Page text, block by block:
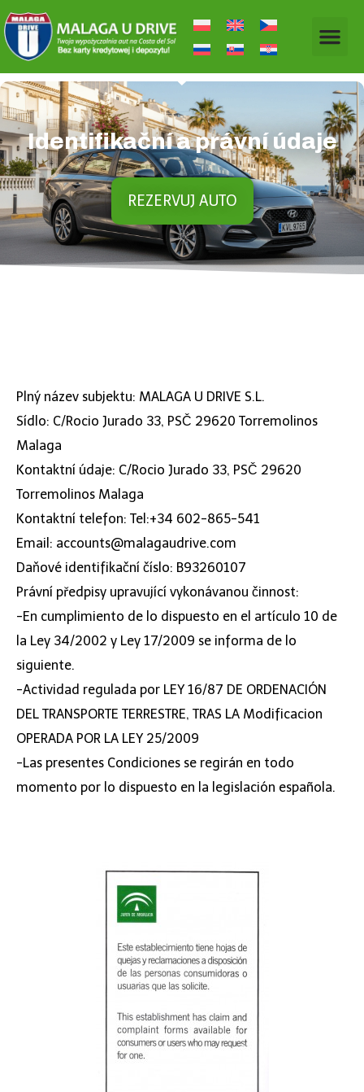
Identifikační a právní údaje
REZERVUJ AUTO
Plný název subjektu: MALAGA U DRIVE S.L.
Sídlo: C/Rocio Jurado 33, PSČ 29620 Torremolinos
Malaga
Kontaktní údaje: C/Rocio Jurado 33, PSČ 29620
Torremolinos Malaga
Kontaktní telefon: Tel:+34 602-865-541
Email: accounts@malagaudrive.com
Daňové identifikační číslo: B93260107
Právní předpisy upravující vykonávanou činnost:
-En cumplimiento de lo dispuesto en el artículo 10 de
la Ley 34/2002 y Ley 17/2009 se informa de lo
siguiente.
-Actividad regulada por LEY 16/87 DE ORDENACIÓN
DEL TRANSPORTE TERRESTRE, TRAS LA Modificacion
OPERADA POR LA LEY 25/2009
-Las presentes Condiciones se regirán en todo
momento por lo dispuesto en la legislación española.